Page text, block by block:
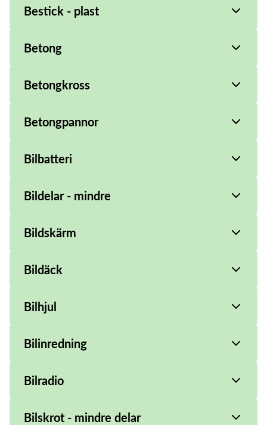
Bestick - plast
Betong
Betongkross
Betongpannor
Bilbatteri
Bildelar - mindre
Bildskärm
Bildäck
Bilhjul
Bilinredning
Bilradio
Bilskrot - mindre delar